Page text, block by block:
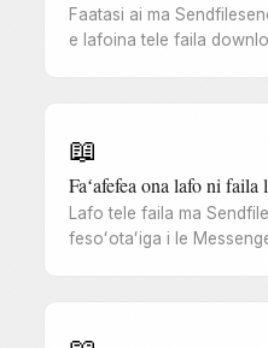
Faatasi ai ma
e lafoina tele faila
📖
Faʻafefea ona lafo ni faila
Lafo tele faila ma
fesoʻotaʻiga i le